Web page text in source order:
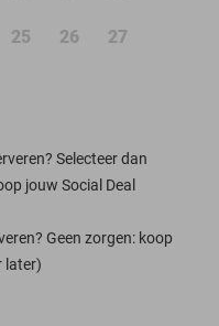
25 26 27
Selecteer dan
jouw Social Deal
Geen zorgen: koop
later)